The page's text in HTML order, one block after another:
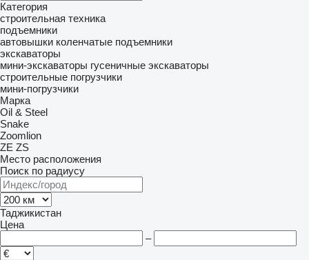
Категория
строительная техника
подъемники
автовышки коленчатые подъемники
экскаваторы
мини-экскаваторы гусеничные экскаваторы
строительные погрузчики
мини-погрузчики
Марка
Oil & Steel
Snake
Zoomlion
ZE ZS
Место расположения
Поиск по радиусу
Таджикистан
Цена
–